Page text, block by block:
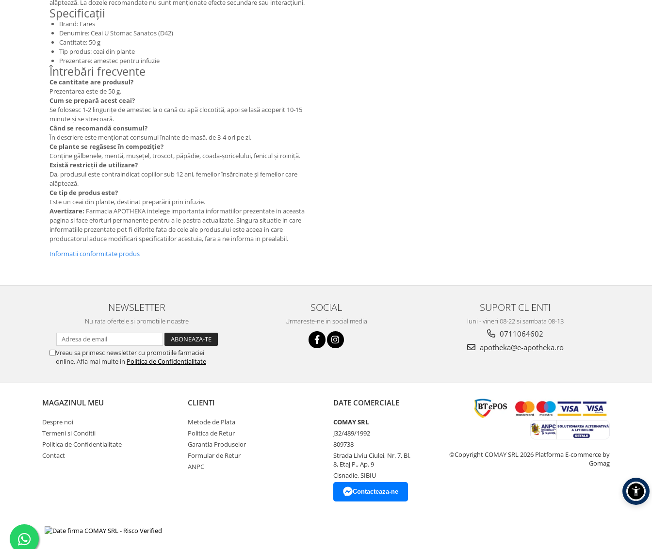
alăptează. La dozele recomandate nu sunt menționate efecte secundare sau interacțiuni.
Specificații
Brand: Fares
Denumire: Ceai U Stomac Sanatos (D42)
Cantitate: 50 g
Tip produs: ceai din plante
Prezentare: amestec pentru infuzie
Întrebări frecvente
Ce cantitate are produsul?
Prezentarea este de 50 g.
Cum se prepară acest ceai?
Se folosesc 1-2 lingurițe de amestec la o cană cu apă clocotită, apoi se lasă acoperit 10-15
minute și se strecoară.
Când se recomandă consumul?
În descriere este menționat consumul înainte de masă, de 3-4 ori pe zi.
Ce plante se regăsesc în compoziție?
Conține gălbenele, mentă, mușețel, troscot, păpădie, coada-șoricelului, fenicul și roiniță.
Există restricții de utilizare?
Da, produsul este contraindicat copiilor sub 12 ani, femeilor însărcinate și femeilor care
alăptează.
Ce tip de produs este?
Este un ceai din plante, destinat preparării prin infuzie.
Avertizare: Farmacia APOTHEKA intelege importanta informatiilor prezentate in aceasta
pagina si face eforturi permanente pentru a le pastra actualizate. Singura situatie in care
informatiile prezentate pot fi diferite fata de cele ale produsului este aceea in care
producatorul aduce modificari specificatiilor acestuia, fara a ne informa in prealabil.
Informatii conformitate produs
NEWSLETTER
Nu rata ofertele si promotiile noastre
Vreau sa primesc newsletter cu promotiile farmaciei
online. Afla mai multe in Politica de Confidentialitate
SOCIAL
Urmareste-ne in social media
SUPORT CLIENTI
luni - vineri 08-22 si sambata 08-13
0711064602
apotheka@e-apotheka.ro
MAGAZINUL MEU
Despre noi
Termeni si Conditii
Politica de Confidentialitate
Contact
CLIENTI
Metode de Plata
Politica de Retur
Garantia Produselor
Formular de Retur
ANPC
DATE COMERCIALE
COMAY SRL
J32/489/1992
809738
Strada Liviu Ciulei, Nr. 7, Bl.
8, Etaj P., Ap. 9
Cisnadie, SIBIU
Contacteaza-ne
©Copyright COMAY SRL 2026 Platforma E-commerce by
Gomag